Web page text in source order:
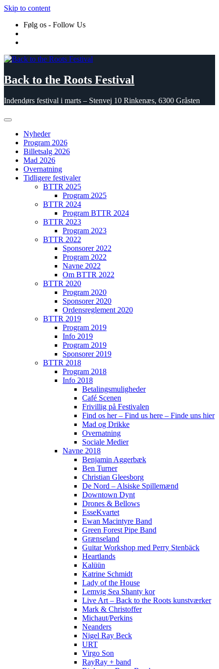
Skip to content
Følg os - Follow Us
Back to the Roots Festival
Indendørs festival i marts – Stenvej 10 Rinkenæs, 6300 Gråsten
Nyheder
Program 2026
Billetsalg 2026
Mad 2026
Overnatning
Tidligere festivaler
BTTR 2025
Program 2025
BTTR 2024
Program BTTR 2024
BTTR 2023
Program 2023
BTTR 2022
Sponsorer 2022
Program 2022
Navne 2022
Om BTTR 2022
BTTR 2020
Program 2020
Sponsorer 2020
Ordensreglement 2020
BTTR 2019
Program 2019
Info 2019
Program 2019
Sponsorer 2019
BTTR 2018
Program 2018
Info 2018
Betalingsmuligheder
Café Scenen
Frivillig på Festivalen
Find os her – Find us here – Finde uns hier
Mad og Drikke
Overnatning
Sociale Medier
Navne 2018
Benjamin Aggerbæk
Ben Turner
Christian Gleesborg
De Nord – Alsiske Spillemænd
Downtown Dynt
Drones & Bellows
EsseKvartet
Ewan Macintyre Band
Green Forest Pipe Band
Grænseland
Guitar Workshop med Perry Stenbäck
Heartlands
Kalüün
Katrine Schmidt
Lady of the House
Lemvig Sea Shanty kor
Live Art – Back to the Roots kunstværker
Mark & Christoffer
Michaut/Perkins
Neanders
Nigel Ray Beck
URT
Virgo Son
RayRay + band